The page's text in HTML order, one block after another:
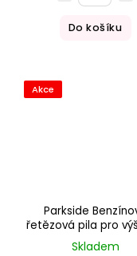
Do košíku
Akce
Parkside
řetězová pila pro
řezání stromů PBBPS
Skladem